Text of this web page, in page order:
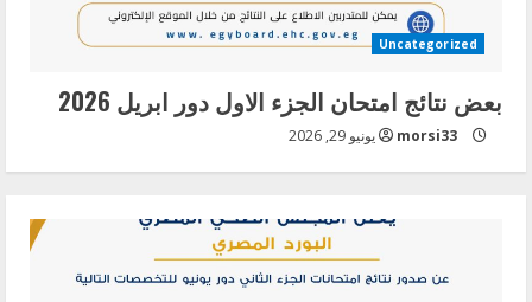
Uncategorized
بعض نتائج امتحان الجزء الاول دور ابريل 2026
morsi33 يونيو 29, 2026